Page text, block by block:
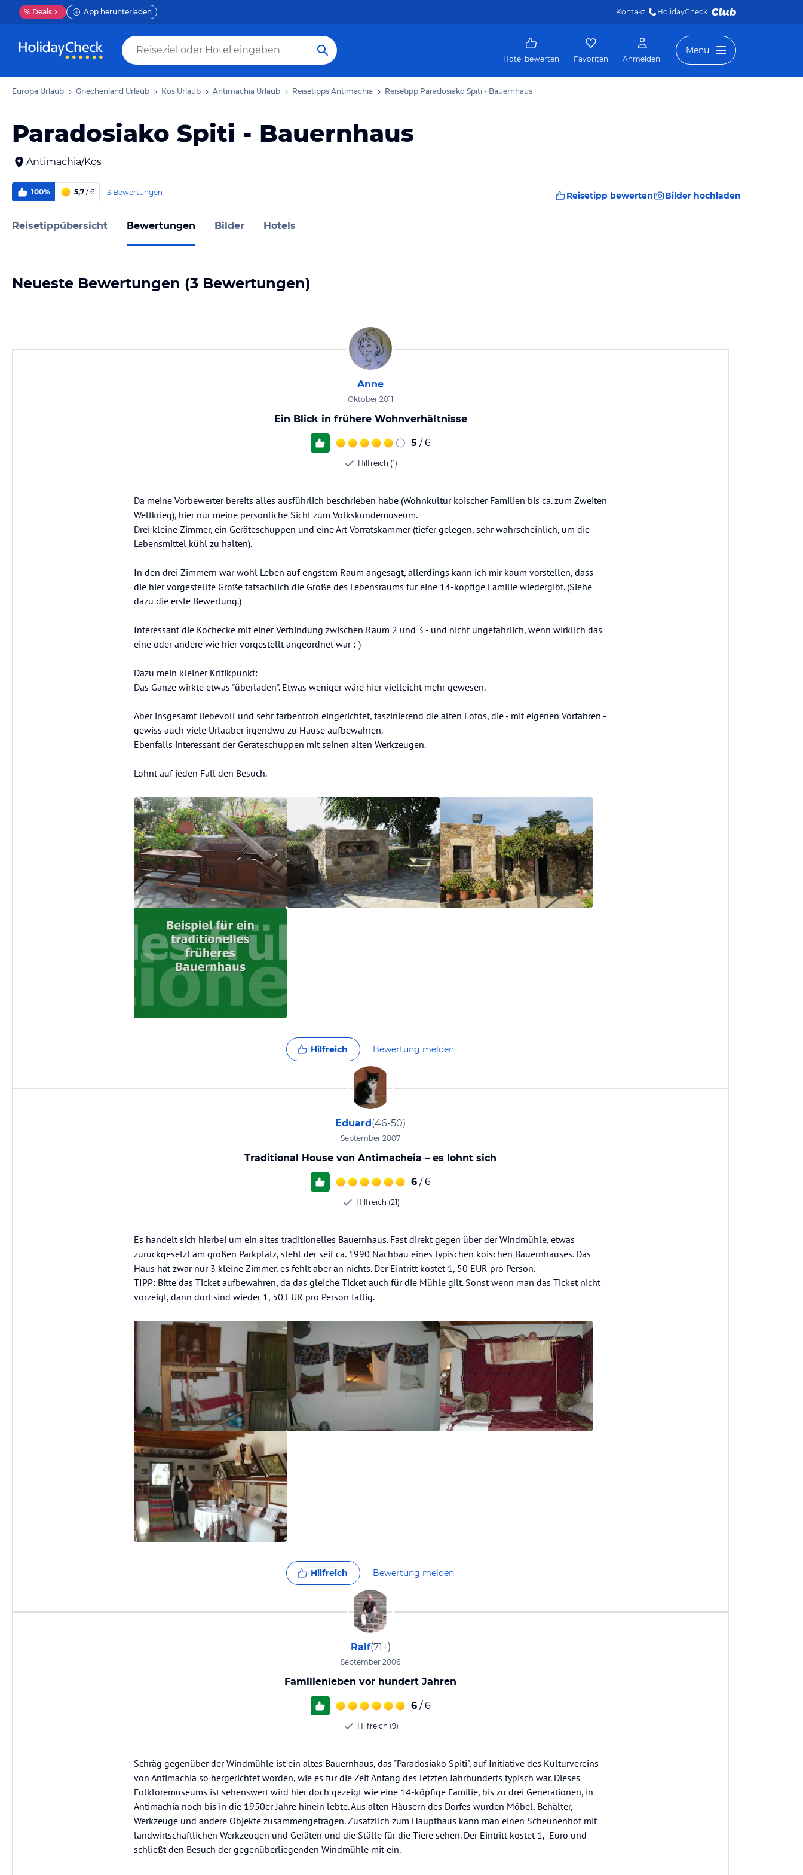
% Deals App herunterladen Kontakt HolidayCheck
Hotel bewerten Favoriten Anmelden
Menü
Europa Urlaub Griechenland Urlaub Kos Urlaub Antimachia Urlaub Reisetipps Antimachia Reisetipp Paradosiako Spiti - Bauernhaus
Paradosiako Spiti - Bauernhaus
Antimachia/Kos
100% 5,7 / 6 3 Bewertungen Reisetipp bewerten Bilder hochladen
Reisetippübersicht Bewertungen Bilder Hotels
Neueste Bewertungen (3 Bewertungen)
Anne
Oktober 2011
Ein Blick in frühere Wohnverhältnisse
5 / 6
Hilfreich (1)
Da meine Vorbewerter bereits alles ausführlich beschrieben habe (Wohnkultur koischer Familien bis ca. zum Zweiten
Weltkrieg), hier nur meine persönliche Sicht zum Volkskundemuseum.
Drei kleine Zimmer, ein Geräteschuppen und eine Art Vorratskammer (tiefer gelegen, sehr wahrscheinlich, um die
Lebensmittel kühl zu halten).
In den drei Zimmern war wohl Leben auf engstem Raum angesagt, allerdings kann ich mir kaum vorstellen, dass
die hier vorgestellte Größe tatsächlich die Größe des Lebensraums für eine 14-köpfige Familie wiedergibt. (Siehe
dazu die erste Bewertung.)
Interessant die Kochecke mit einer Verbindung zwischen Raum 2 und 3 - und nicht ungefährlich, wenn wirklich das
eine oder andere wie hier vorgestellt angeordnet war :-)
Dazu mein kleiner Kritikpunkt:
Das Ganze wirkte etwas "überladen". Etwas weniger wäre hier vielleicht mehr gewesen.
Aber insgesamt liebevoll und sehr farbenfroh eingerichtet, faszinierend die alten Fotos, die - mit eigenen Vorfahren -
gewiss auch viele Urlauber irgendwo zu Hause aufbewahren.
Ebenfalls interessant der Geräteschuppen mit seinen alten Werkzeugen.
Lohnt auf jeden Fall den Besuch.
Hilfreich Bewertung melden
Eduard(46-50)
September 2007
Traditional House von Antimacheia – es lohnt sich
6 / 6
Hilfreich (21)
Es handelt sich hierbei um ein altes traditionelles Bauernhaus. Fast direkt gegen über der Windmühle, etwas
zurückgesetzt am großen Parkplatz, steht der seit ca. 1990 Nachbau eines typischen koischen Bauernhauses. Das
Haus hat zwar nur 3 kleine Zimmer, es fehlt aber an nichts. Der Eintritt kostet 1, 50 EUR pro Person.
TIPP: Bitte das Ticket aufbewahren, da das gleiche Ticket auch für die Mühle gilt. Sonst wenn man das Ticket nicht
vorzeigt, dann dort sind wieder 1, 50 EUR pro Person fällig.
Hilfreich Bewertung melden
Ralf(71+)
September 2006
Familienleben vor hundert Jahren
6 / 6
Hilfreich (9)
Schräg gegenüber der Windmühle ist ein altes Bauernhaus, das "Paradosiako Spiti", auf Initiative des Kulturvereins
von Antimachia so hergerichtet worden, wie es für die Zeit Anfang des letzten Jahrhunderts typisch war. Dieses
Folkloremuseums ist sehenswert wird hier doch gezeigt wie eine 14-köpfige Familie, bis zu drei Generationen, in
Antimachia noch bis in die 1950er Jahre hinein lebte. Aus alten Häusern des Dorfes wurden Möbel, Behälter,
Werkzeuge und andere Objekte zusammengetragen. Zusätzlich zum Haupthaus kann man einen Scheunenhof mit
landwirtschaftlichen Werkzeugen und Geräten und die Ställe für die Tiere sehen. Der Eintritt kostet 1,- Euro und
schließt den Besuch der gegenüberliegenden Windmühle mit ein.